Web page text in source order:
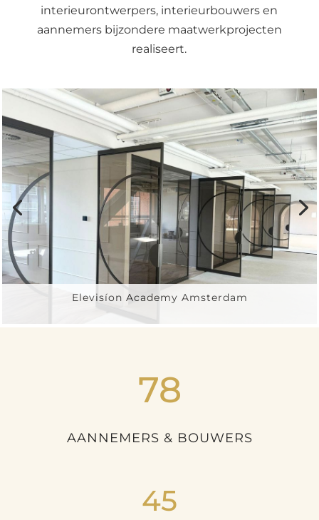
interieurontwerpers, interieurbouwers en
aannemers bijzondere maatwerkprojecten
realiseert.
Elevisíon Academy Amsterdam
78
AANNEMERS & BOUWERS
45